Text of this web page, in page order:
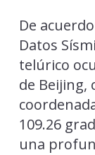
De
Datos
telúrico
de Beijing,
109.26
una